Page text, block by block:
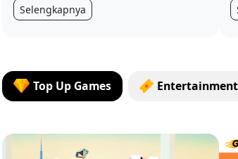
Selengkapnya
Top Up Games Entertainment